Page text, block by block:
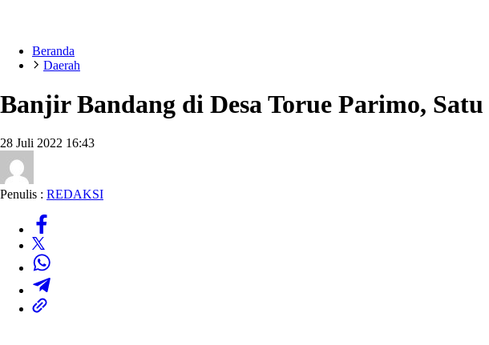
Beranda
Daerah
Banjir Bandang di Desa Torue Parimo,
28 Juli 2022 16:43
Penulis : REDAKSI